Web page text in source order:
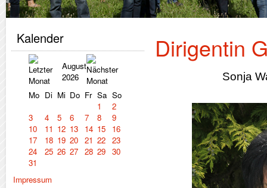
Kalender
August
2026
Mo Di Mi Do Fr Sa So
1
2
3
4 5 6 7 8
9
10
11 12 13 14 15
16
17
18 19 20 21 22
23
24
25 26 27 28 29
30
31
Impressum
Dirigentin
Sonja